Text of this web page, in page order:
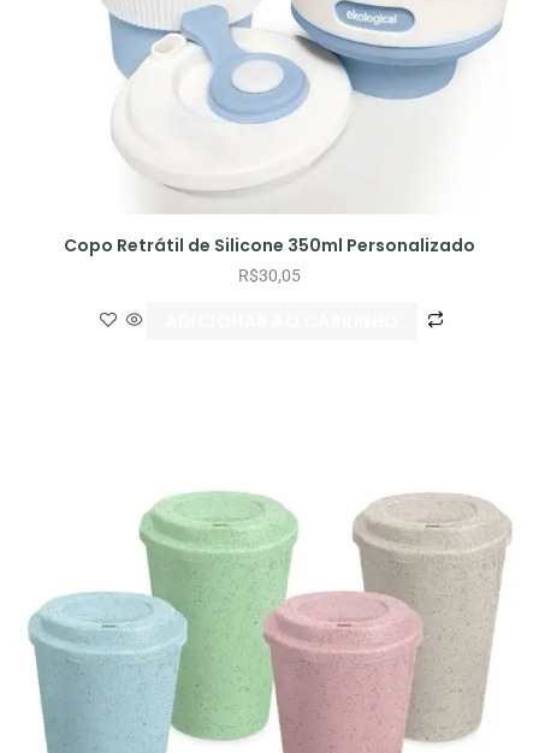
Copo Retrátil de Silicone 350ml Personalizado
R$30,05